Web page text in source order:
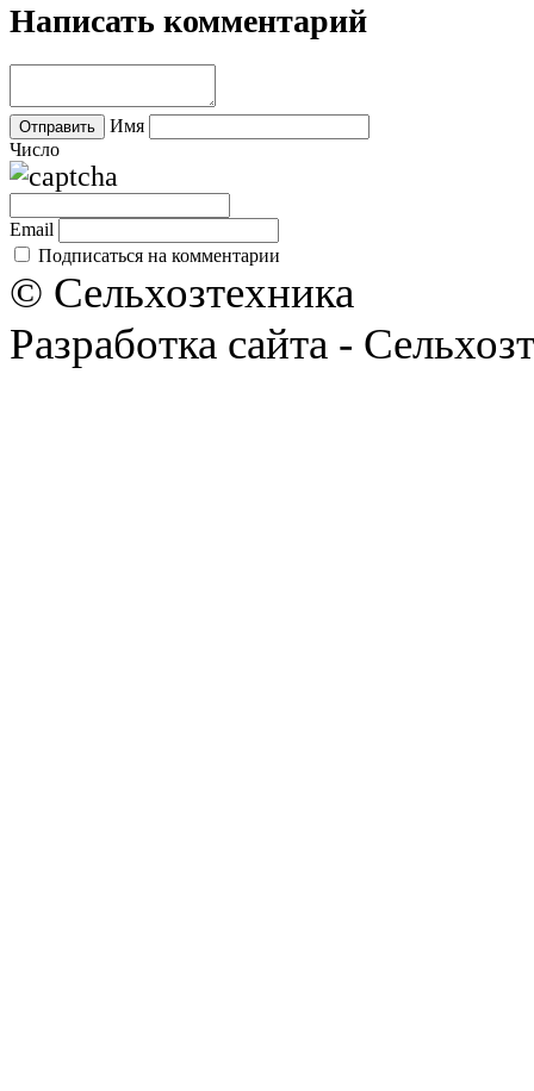
Написать комментарий
Имя
Число
Email
Подписаться на комментарии
© Сельхозтехника
Разработка сайта -